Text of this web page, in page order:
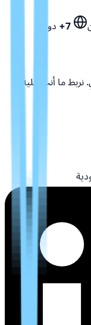
7+ دول
نربط ما أنت عليه